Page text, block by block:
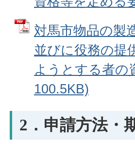
対馬市物品の製
並びに役務の提
ようとする者の
100.5KB)
2．申請方法・